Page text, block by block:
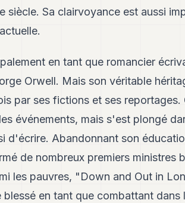
siècle. Sa clairvoyance est aussi
en tant que romancier
Orwell. Mais son véritable
par ses fictions et ses
événements, mais s'est plongé
d'écrire. Abandonnant son
de nombreux premiers ministres
les pauvres, "Down and Out in
en tant que combattant dans